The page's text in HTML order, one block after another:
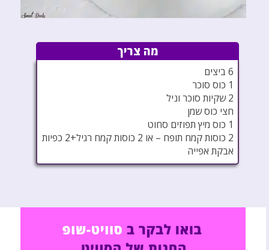
מה צריך
6 ביצים
1 כוס סוכר
2 שקיות סוכר וניל
חצי כוס שמן
1 כוס מיץ תפוזים סחוט
2 כוסות קמח תופח – או 2 כוסות קמח רגיל+2 כפיות
אבקת אפייה